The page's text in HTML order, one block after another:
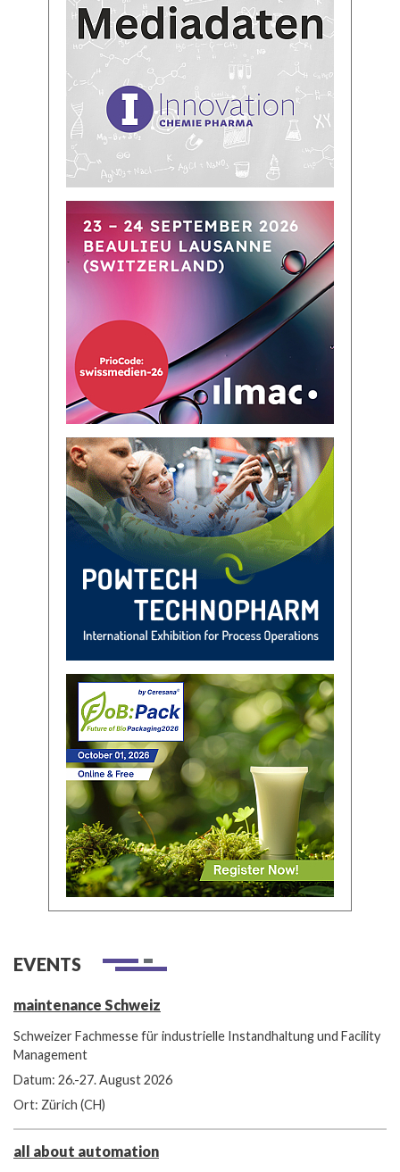
EVENTS
maintenance Schweiz
Schweizer Fachmesse für industrielle Instandhaltung und Facility
Management
Datum: 26.-27. August 2026
Ort: Zürich (CH)
all about automation